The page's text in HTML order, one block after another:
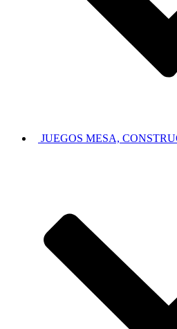
JUEGOS MESA,